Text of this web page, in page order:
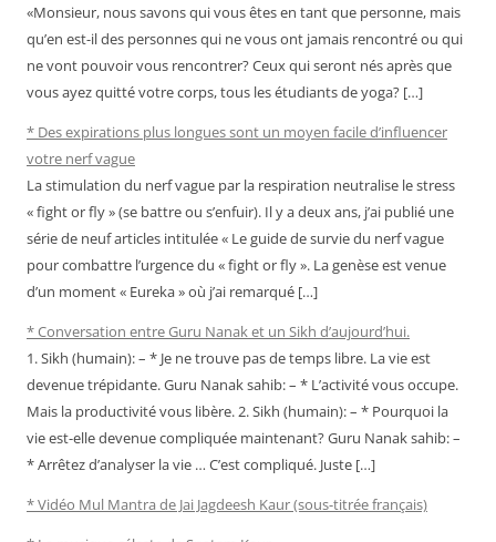
«Monsieur, nous savons qui vous êtes en tant que personne, mais
qu’en est-il des personnes qui ne vous ont jamais rencontré ou qui
ne vont pouvoir vous rencontrer? Ceux qui seront nés après que
vous ayez quitté votre corps, tous les étudiants de yoga? […]
* Des expirations plus longues sont un moyen facile d’influencer
votre nerf vague
La stimulation du nerf vague par la respiration neutralise le stress
« fight or fly » (se battre ou s’enfuir). Il y a deux ans, j’ai publié une
série de neuf articles intitulée « Le guide de survie du nerf vague
pour combattre l’urgence du « fight or fly ». La genèse est venue
d’un moment « Eureka » où j’ai remarqué […]
* Conversation entre Guru Nanak et un Sikh d’aujourd’hui.
1. Sikh (humain): – * Je ne trouve pas de temps libre. La vie est
devenue trépidante. Guru Nanak sahib: – * L’activité vous occupe.
Mais la productivité vous libère. 2. Sikh (humain): – * Pourquoi la
vie est-elle devenue compliquée maintenant? Guru Nanak sahib: –
* Arrêtez d’analyser la vie … C’est compliqué. Juste […]
* Vidéo Mul Mantra de Jai Jagdeesh Kaur (sous-titrée français)